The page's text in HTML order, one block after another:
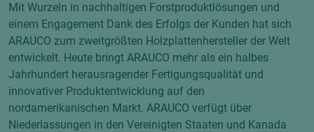
Mit Wurzeln in nachhaltigen Forstproduktlösungen und
einem Engagement Dank des Erfolgs der Kunden hat sich
ARAUCO zum zweitgrößten Holzplattenhersteller der Welt
entwickelt. Heute bringt ARAUCO mehr als ein halbes
Jahrhundert herausragender Fertigungsqualität und
innovativer Produktentwicklung auf den
nordamerikanischen Markt. ARAUCO verfügt über
Niederlassungen in den Vereinigten Staaten und Kanada